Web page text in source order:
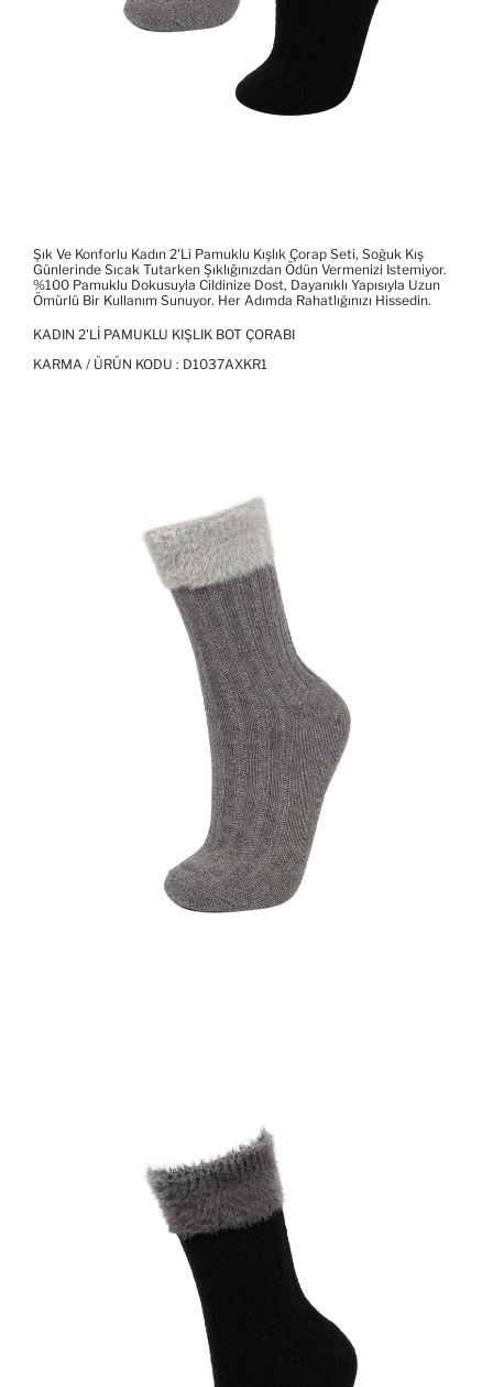
Şık Ve Konforlu Kadın 2'li Pamuklu Kışlık Çorap Seti, Soğuk Kış
Günlerinde Sıcak Tutarken Şıklığınızdan Ödün Vermenizi Istemiyor.
%100 Pamuklu Dokusuyla Cildinize Dost, Dayanıklı Yapısıyla Uzun
Ömürlü Bir Kullanım Sunuyor. Her Adımda Rahatlığınızı Hissedin.
KADIN 2'LI PAMUKLU KIŞLIK BOT ÇORABI
KARMA / ÜRÜN KODU : D1037AXKR1